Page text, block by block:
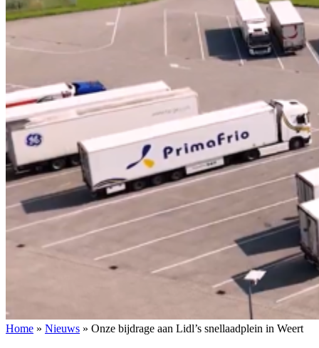
Home » Nieuws » Onze bijdrage aan Lidl’s snellaadplein in Weert